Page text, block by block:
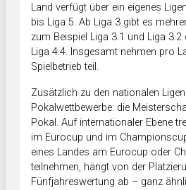
Land verfügt über ein eigenes
bis Liga 5. Ab Liga 3 gibt es
zum Beispiel Liga 3.1 und Liga 3.2
Liga 4.4. Insgesamt nehmen pro
Spielbetrieb teil.
Zusätzlich zu den nationalen
Pokalwettbewerbe: die
Pokal. Auf internationaler Ebene
im Eurocup und im
eines Landes am Eurocup oder
teilnehmen, hängt von der
Fünfjahreswertung ab – ganz